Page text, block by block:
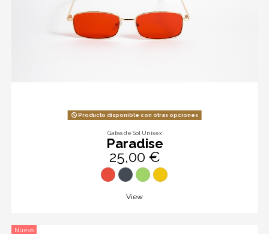
Producto disponible con otras opciones
Gafas de Sol Unisex
Paradise
25,00 €
View
Nuevo